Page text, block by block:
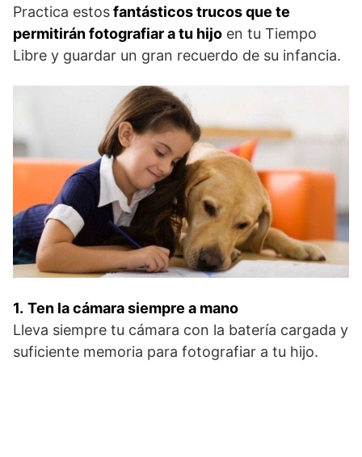
Practica estosfantásticos trucos que te
permitirán fotografiar a tu hijo en tu Tiempo
Libre y guardar un gran recuerdo de su infancia.
1. Ten la cámara siempre a mano
Lleva siempre tu cámara con la batería cargada y
suficiente memoria para fotografiar a tu hijo.